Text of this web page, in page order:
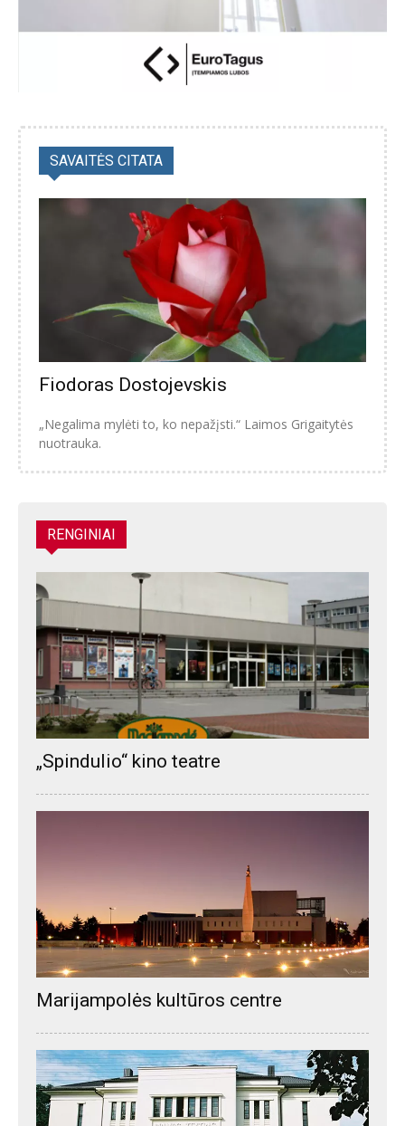
SAVAITĖS CITATA
Fiodoras Dostojevskis
„Negalima mylėti to, ko nepažįsti.“ Laimos Grigaitytės
nuotrauka.
RENGINIAI
„Spindulio“ kino teatre
Marijampolės kultūros centre